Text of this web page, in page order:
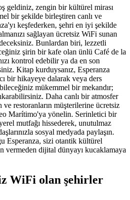
geldiniz, zengin bir kültürel mirası
bir şekilde birleştiren canlı ve
keşfederken, şehri en iyi şekilde
sağlayan ücretsiz WiFi sunan
Bunlardan biri, lezzetli
şirin bir kafe olan ünlü Café de la
kontrol edebilir ya da en son
Kitap kurduysanız, Esperanza
bir hikayeye dalarak veya ders
mükemmel bir mekandır;
Daha canlı bir atmosfer
restoranların müşterilerine ücretsiz
Marítimo'ya yönelin. Serinletici bir
mutfağı hissederek, unutulmaz
sosyal medyada paylaşın.
Esperanza, sizi otantik kültürel
vermeden dijital dünyayı kucaklamaya
WiFi olan şehirler